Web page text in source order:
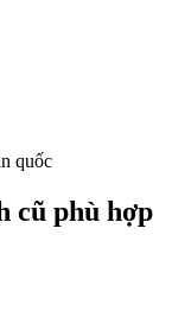
quốc
cũ phù hợp